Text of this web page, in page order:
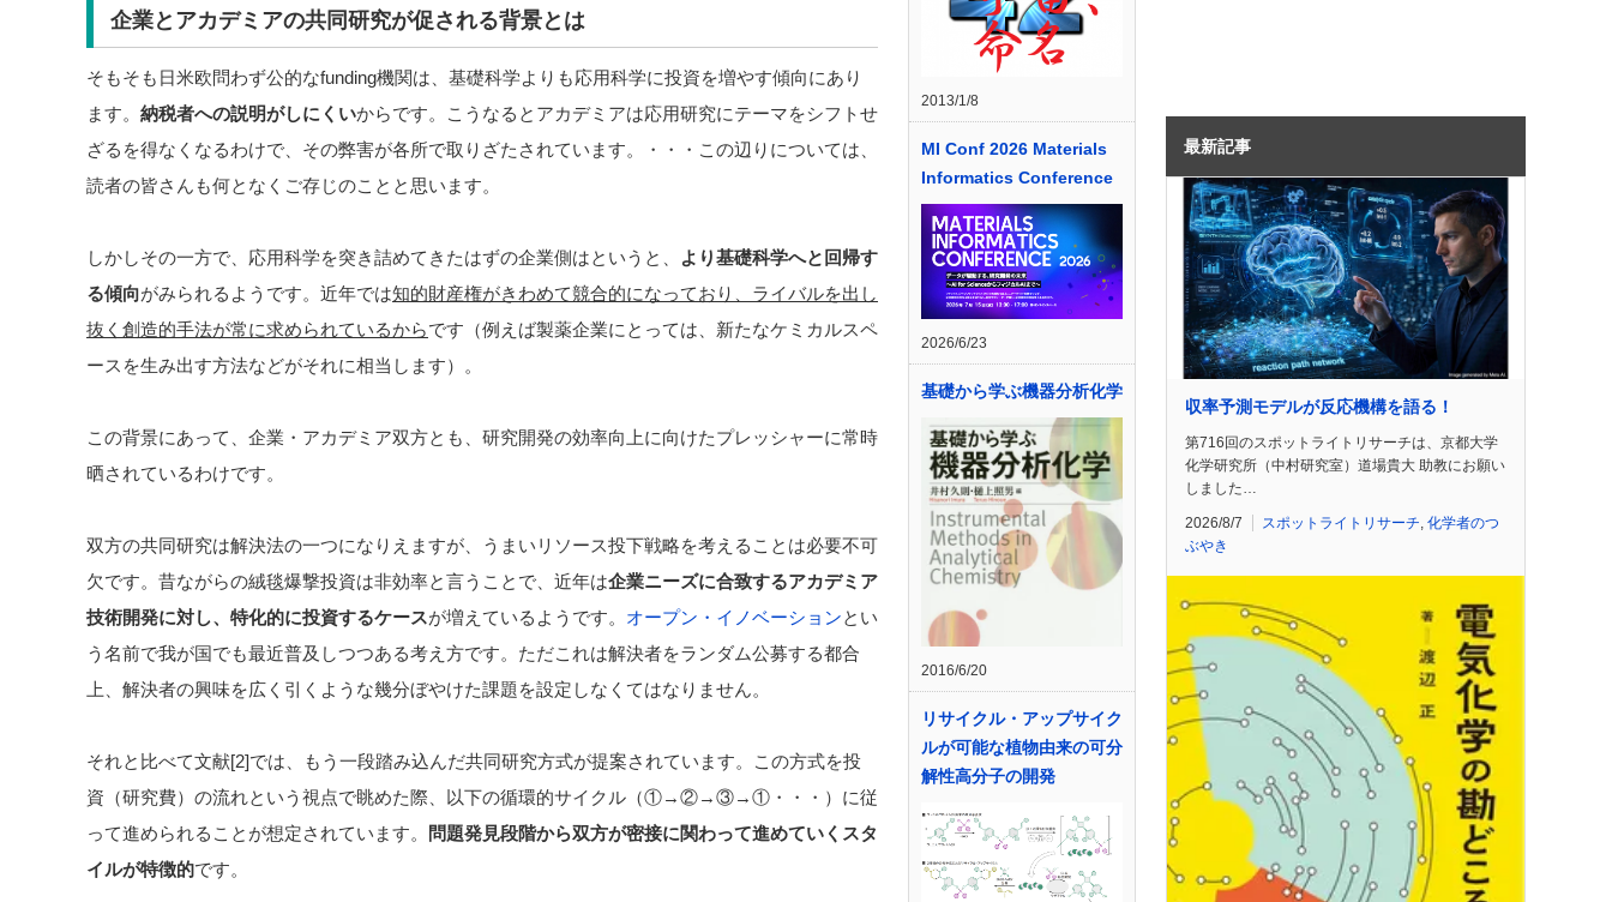
企業とアカデミアの共同研究が促される背景とは
そもそも日米欧問わず公的なfunding機関は、基礎科学よりも応用科学に投資を増やす傾向にあり
ます。 納税者への説明がしにくいからです。こうなるとアカデミアは応用研究にテーマをシフトせ
ざるを得なくなるわけで、その弊害が各所で取りざたされています。・・・この辺りについては、
読者の皆さんも何となくご存じのことと思います。
しかしその一方で、応用科学を突き詰めてきたはずの企業側はというと、
より基礎科学へと回帰す
る傾向がみられるようです。近年では知的財産権がきわめて競合的になっており、ライバルを出し
抜く創造的手法が常に求められているからです（例えば製薬企業にとっては、新たなケミカルスペ
ースを生み出す方法などがそれに相当します）。
この背景にあって、企業・アカデミア双方とも、研究開発の効率向上に向けたプレッシャーに常時
晒されているわけです。
双方の共同研究は解決法の一つになりえますが、うまいリソース投下戦略を考えることは必要不可
欠です。昔ながらの絨毯爆撃投資は非効率と言うことで、近年は企業ニーズに合致するアカデミア
技術開発に対し、特化的に投資するケースが増えているようです。 オープン・イノベーションとい
う名前で我が国でも最近普及しつつある考え方です。ただこれは解決者をランダム公募する都合
上、解決者の興味を広く引くような幾分ぼやけた課題を設定しなくてはなりません。
それと比べて文献[2]では、もう一段踏み込んだ共同研究方式が提案されています。この方式を投
資（研究費）の流れという視点で眺めた際、以下の循環的サイクル（①→②→③→①・・・）に従
って進められることが想定されています。
問題発見段階から双方が密接に関わって進めていくスタ
イルが特徴的です。
2013/1/8
MI Conf 2026 Materials
Informatics Conference
2026/6/23
基礎から学ぶ機器分析化学
2016/6/20
リサイクル・アップサイク
ルが可能な植物由来の可分
解性高分子の開発
最新記事
収率予測モデルが反応機構を語る！
第716回のスポットライトリサーチは、京都大学
化学研究所（中村研究室）道場貴大 助教にお願い
しました…
2026/8/7 スポットライトリサーチ 化学者のつ
ぶやき